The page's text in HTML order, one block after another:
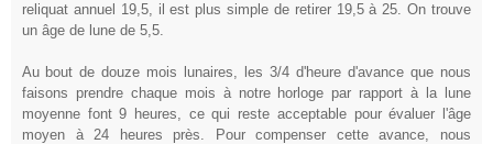
reliquat annuel 19,5, il est plus simple de retirer 19,5 à 25. On trouve
un âge de lune de 5,5.
Au bout de douze mois lunaires, les 3/4 d'heure d'avance que nous
faisons prendre chaque mois à notre horloge par rapport à la lune
moyenne font 9 heures, ce qui reste acceptable pour évaluer l'âge
moyen à 24 heures près. Pour compenser cette avance, nous